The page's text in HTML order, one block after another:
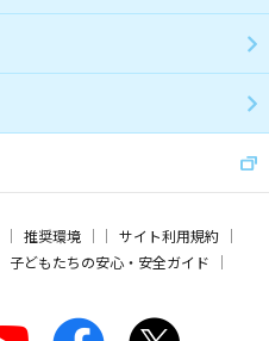
推奨環境
サイト利用規約
子どもたちの安心・安全ガイド